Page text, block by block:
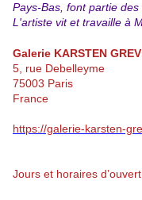
Pays-Bas, font partie
L'artiste vit et travaille à
Galerie KARSTEN
5, rue Debelleyme
75003 Paris
France
https://galerie-karsten-
Jours et horaires